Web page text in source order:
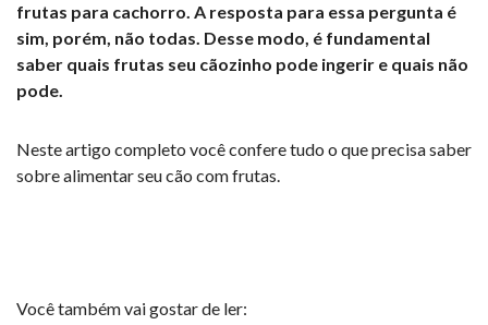
frutas para cachorro. A resposta para essa pergunta é
sim, porém, não todas. Desse modo, é fundamental
saber quais frutas seu cãozinho pode ingerir e quais não
pode.
Neste artigo completo você confere tudo o que precisa saber
sobre alimentar seu cão com frutas.
Você também vai gostar de ler: